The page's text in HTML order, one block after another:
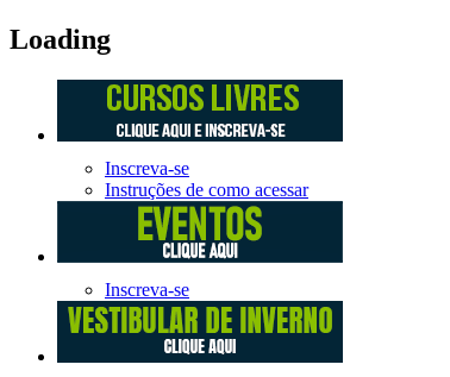
Loading
Inscreva-se
Instruções de como acessar
Inscreva-se